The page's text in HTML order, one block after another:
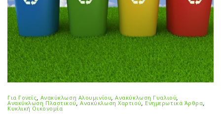
Για Γονείς, Ανακύκλωση Αλουμινίου,Ανακύκλωση Γυαλιού,
Ανακύκλωση Πλαστικού,Ανακύκλωση Χαρτιού, Ενημερωτικά Άρθρα,
Κυκλική Οικονομία